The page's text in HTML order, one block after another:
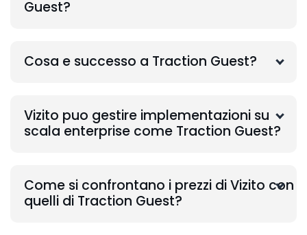
Guest?
Cosa e successo a Traction Guest?
Vizito puo gestire implementazioni su
scala enterprise come Traction Guest?
Come si confrontano i prezzi di Vizito con
quelli di Traction Guest?